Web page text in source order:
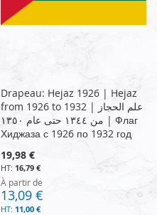
Drapeau: Hejaz 1926 | Hejaz
from 1926 to 1932 | علم الحجاز
من ١٣٤٤ حتى عام ١٣٥٠ | Флаг
Хиджаза с 1926 по 1932 год
19,98 €
16,79 €
À partir de
13,09 €
11,00 €